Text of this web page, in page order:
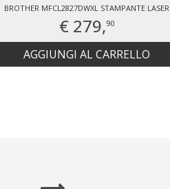
BROTHER MFCL2827DWXL STAMPANTE LASER
€ 279,90
AGGIUNGI AL CARRELLO